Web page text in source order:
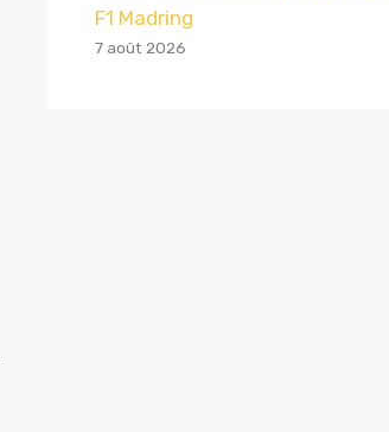
F1 Madring
7 août 2026